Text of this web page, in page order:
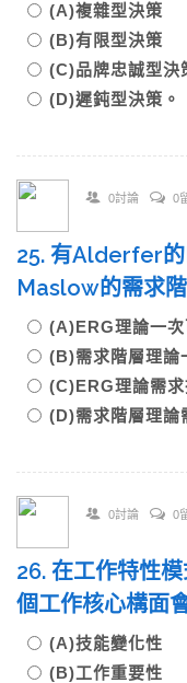
(A)複雜型決策
(B)有限型決策
(C)品牌忠誠型決
(D)遲鈍型決策。
0討論 0
25. 有Alderfer的
Maslow的需求
(A)ERG理論一
(B)需求階層理論
(C)ERG理論需
(D)需求階層理論
0討論 0
26. 在工作特性
個工作核心構面
(A)技能變化性
(B)工作重要性